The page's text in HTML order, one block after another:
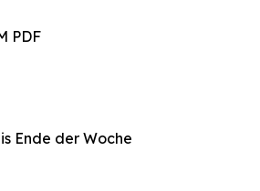
PDF
Ende der Woche